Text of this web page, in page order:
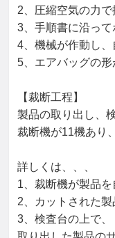
2、圧縮空気の力で
3、手順書に沿って
4、機械が作動し、
5、エアバッグの形
【裁断工程】
製品の取り出し、
裁断機が11機あり
詳しくは、、、
1、裁断機が製品
2、カットされた
3、検査台の上で、